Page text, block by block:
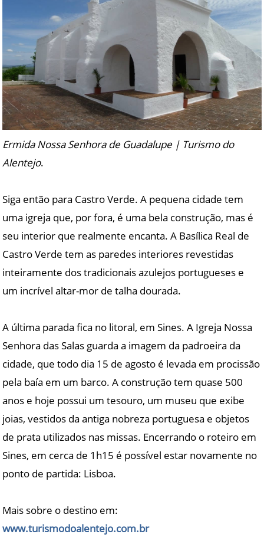
Ermida Nossa Senhora de Guadalupe | Turismo do
Alentejo.
Siga então para Castro Verde. A pequena cidade tem
uma igreja que, por fora, é uma bela construção, mas é
seu interior que realmente encanta. A Basílica Real de
Castro Verde tem as paredes interiores revestidas
inteiramente dos tradicionais azulejos portugueses e
um incrível altar-mor de talha dourada.
A última parada fica no litoral, em Sines. A Igreja Nossa
Senhora das Salas guarda a imagem da padroeira da
cidade, que todo dia 15 de agosto é levada em procissão
pela baía em um barco. A construção tem quase 500
anos e hoje possui um tesouro, um museu que exibe
joias, vestidos da antiga nobreza portuguesa e objetos
de prata utilizados nas missas. Encerrando o roteiro em
Sines, em cerca de 1h15 é possível estar novamente no
ponto de partida: Lisboa.
Mais sobre o destino em:
www.turismodoalentejo.com.br